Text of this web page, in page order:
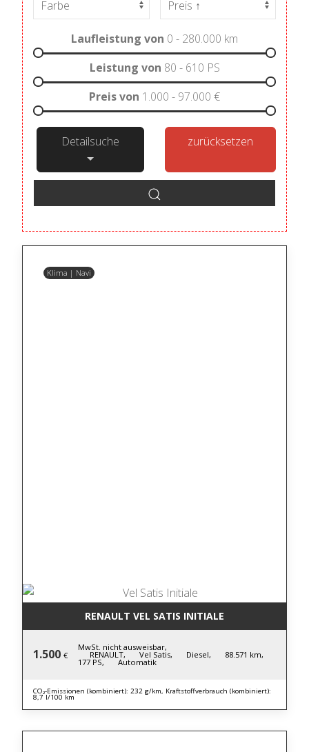
Laufleistung von 0 - 280.000 km
Leistung von 80 - 610 PS
Preis von 1.000 - 97.000 €
Detailsuche zurücksetzen
Klima | Navi
RENAULT VEL SATIS INITIALE
1.500 €
MwSt. nicht ausweisbar,
RENAULT, Vel Satis, Diesel, 88.571 km,
177 PS, Automatik
CO₂-Emissionen (kombiniert): 232 g/km, Kraftstoffverbrauch (kombiniert):
8,7 l/100 km